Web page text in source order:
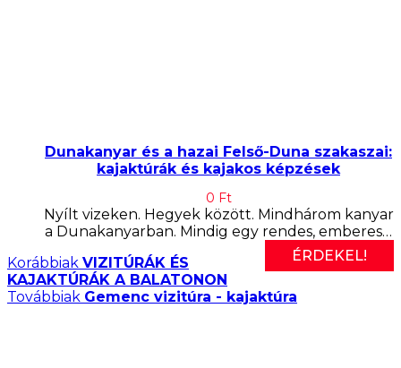
Dunakanyar és a hazai Felső-Duna szakaszai:
kajaktúrák és kajakos képzések
0 Ft
Nyílt vizeken. Hegyek között. Mindhárom kanyar
a Dunakanyarban. Mindig egy rendes, emberes…
ÉRDEKEL!
Korábbiak VIZITÚRÁK ÉS
KAJAKTÚRÁK A BALATONON
Továbbiak Gemenc vizitúra - kajaktúra